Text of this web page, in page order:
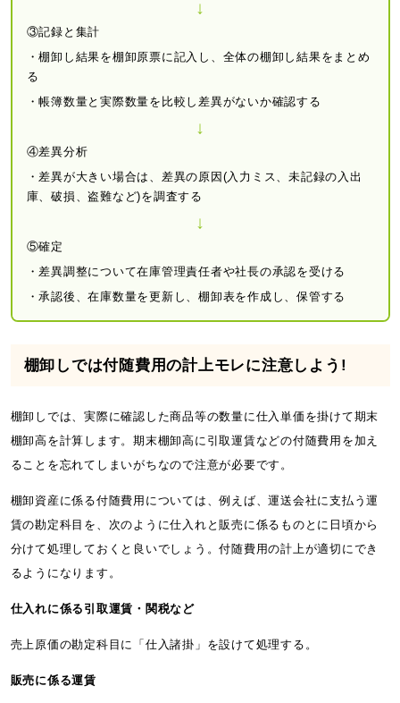
↓
③記録と集計
・棚卸し結果を棚卸原票に記入し、全体の棚卸し結果をまとめ
る
・帳簿数量と実際数量を比較し差異がないか確認する
↓
④差異分析
・差異が大きい場合は、差異の原因(入力ミス、未記録の入出
庫、破損、盗難など)を調査する
↓
⑤確定
・差異調整について在庫管理責任者や社長の承認を受ける
・承認後、在庫数量を更新し、棚卸表を作成し、保管する
棚卸しでは付随費用の計上モレに注意しよう!
棚卸しでは、実際に確認した商品等の数量に仕入単価を掛けて期末
棚卸高を計算します。期末棚卸高に引取運賃などの付随費用を加え
ることを忘れてしまいがちなので注意が必要です。
棚卸資産に係る付随費用については、例えば、運送会社に支払う運
賃の勘定科目を、次のように仕入れと販売に係るものとに日頃から
分けて処理しておくと良いでしょう。付随費用の計上が適切にでき
るようになります。
仕入れに係る引取運賃・関税など
売上原価の勘定科目に「仕入諸掛」を設けて処理する。
販売に係る運賃